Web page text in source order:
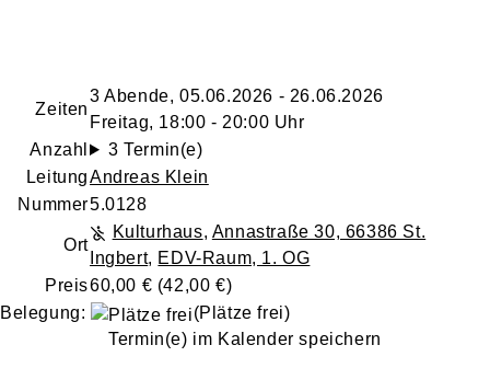
Zeiten
3 Abende, 05.06.2026 - 26.06.2026
Freitag, 18:00 - 20:00 Uhr
Anzahl
3 Termin(e)
LeitungAndreas Klein
Nummer5.0128
Ort
Kulturhaus, Annastraße 30, 66386 St.
Ingbert, EDV-Raum, 1. OG
Preis60,00 € (42,00 €)
Belegung:
(Plätze frei)
Termin(e) im Kalender speichern